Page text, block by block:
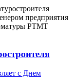
предприятия
РТМТ